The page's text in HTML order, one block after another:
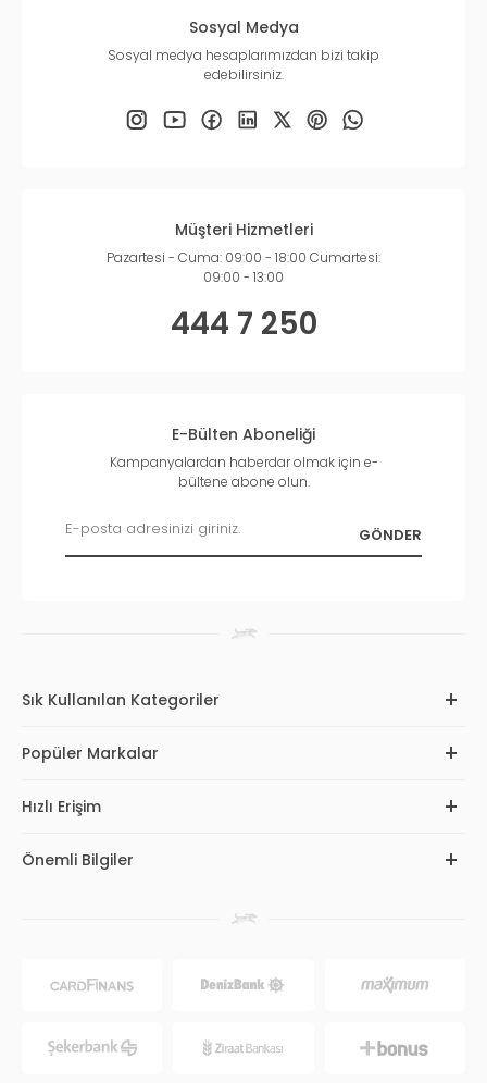
Sosyal Medya
Sosyal medya hesaplarımızdan bizi takip
edebilirsiniz.
Müşteri Hizmetleri
Pazartesi - Cuma: 09:00 - 18:00 Cumartesi:
09:00 - 13:00
444 7 250
E-Bülten Aboneliği
Kampanyalardan haberdar olmak için e-
bültene abone olun.
Sık Kullanılan Kategoriler
Popüler Markalar
Hızlı Erişim
Önemli Bilgiler